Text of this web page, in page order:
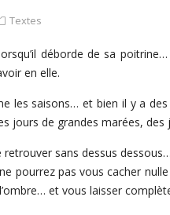
Textes
déborde de sa
en elle.
les saisons… et bien il y a
jours de grandes marées,
sans dessus
pourrez pas vous cacher
et vous laisser